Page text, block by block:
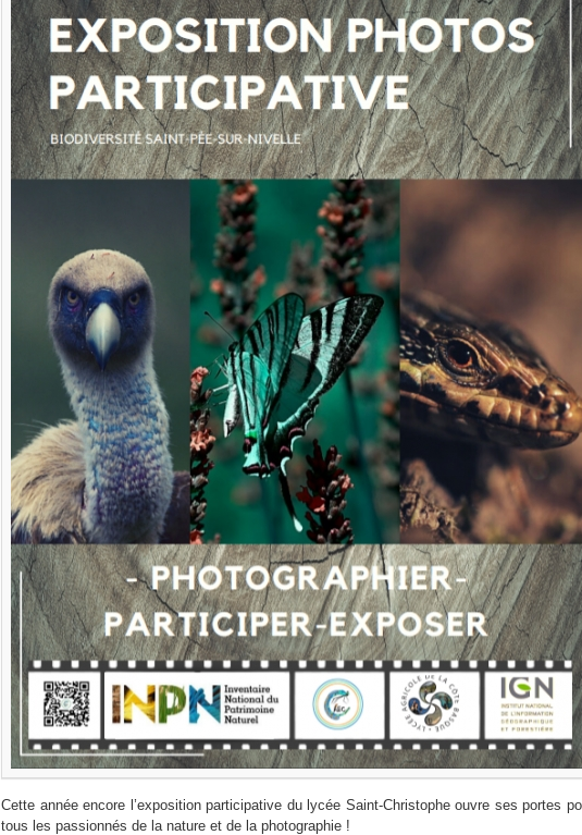
Cette année encore l’exposition participative du lycée Saint-Christophe ouvre ses portes
tous les passionnés de la nature et de la photographie !